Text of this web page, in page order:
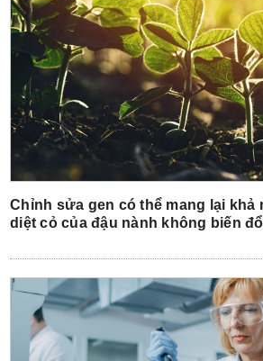
Chỉnh sửa gen có thể mang lại khả
diệt cỏ của đậu nành không biến